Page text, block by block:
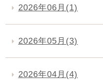
2026年06月(1)
2026年05月(3)
2026年04月(4)